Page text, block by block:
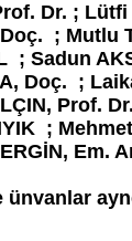
;
; Sadun
Doç. ;
Prof.
;